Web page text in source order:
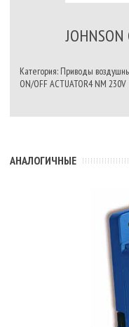
JOHNSON
Категория: Приводы
ON/OFF ACTUATOR4 NM 230V
АНАЛОГИЧНЫЕ